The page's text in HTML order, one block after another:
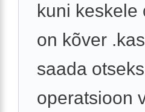
kuni
on kõver
saada
operatsioon